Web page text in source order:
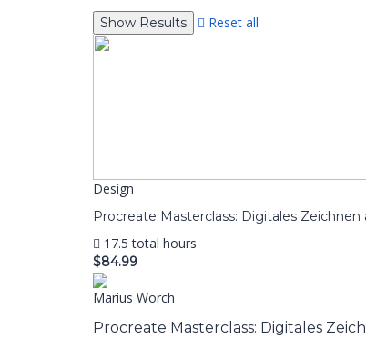
Reset all
Design
Procreate Masterclass: Digitales Zeichnen
17.5 total hours
$84.99
Marius Worch
Procreate Masterclass: Digitales